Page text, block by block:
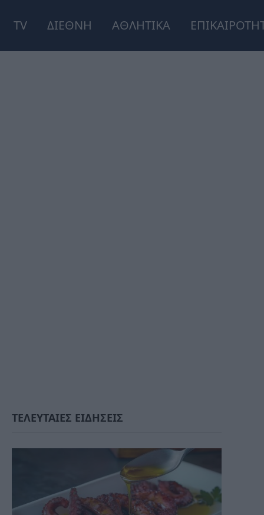
TV ΔΙΕΘΝΗ ΑΘΛΗΤΙΚΑ
ΤΕΛΕΥΤΑΙΕΣ ΕΙΔΗΣΕΙΣ